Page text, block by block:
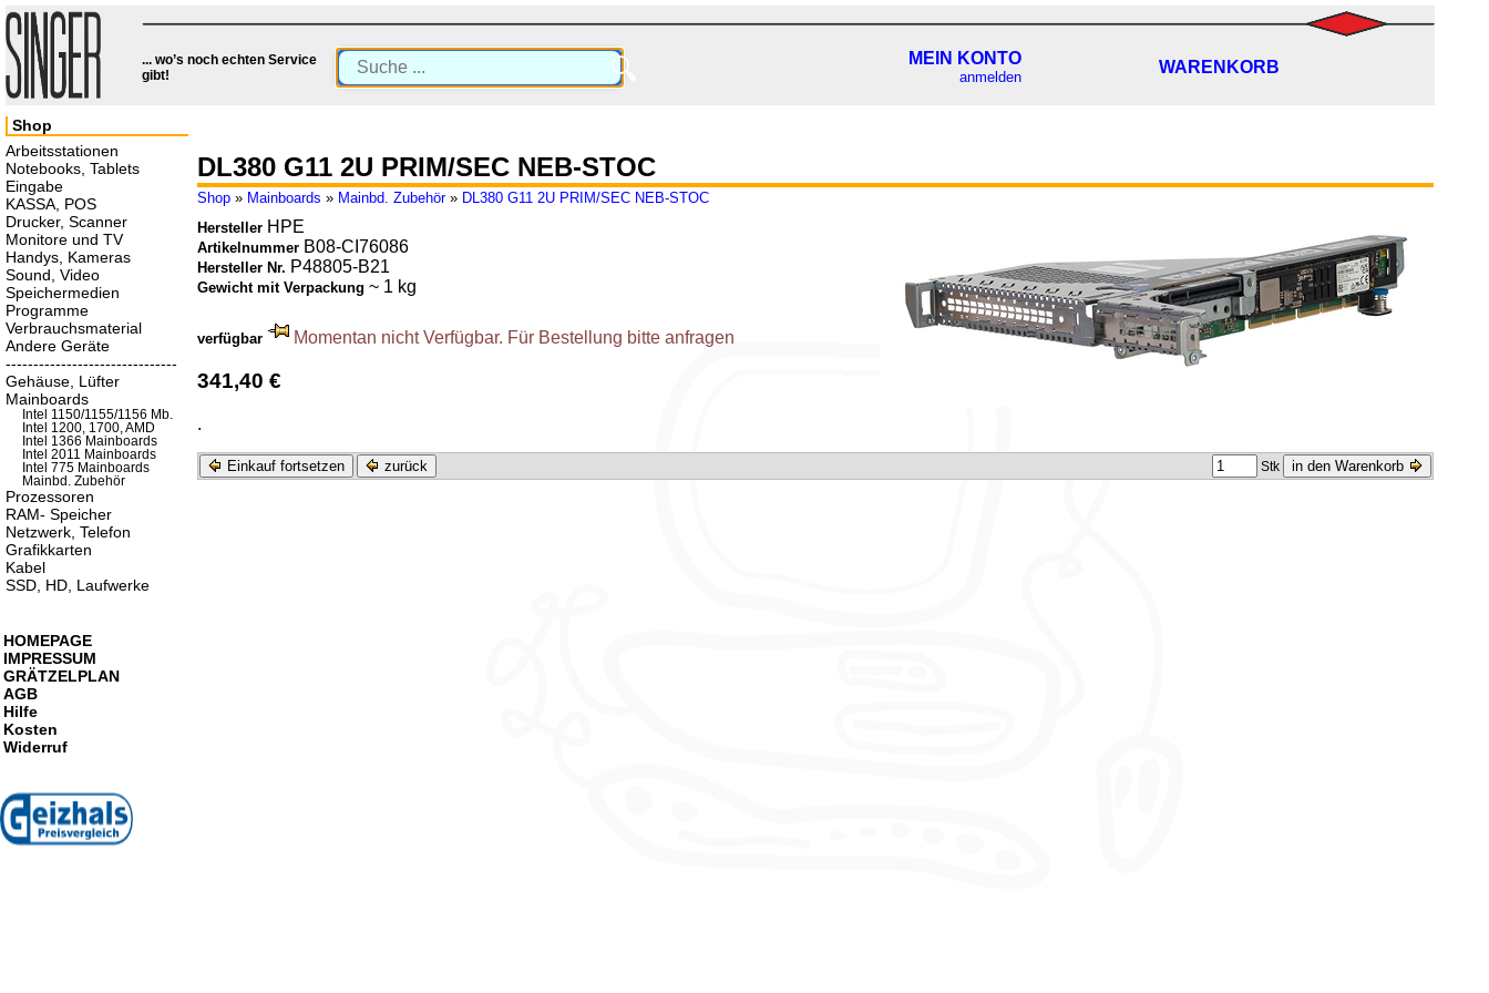
... wo’s noch echten Service
gibt!
🔍 MEIN KONTO
anmelden
WARENKORB
DL380 G11 2U PRIM/SEC NEB-STOC
Shop » Mainboards » Mainbd. Zubehör» DL380 G11 2U PRIM/SEC NEB-STOC
Hersteller HPE
Artikelnummer B08-CI76086
Hersteller Nr. P48805-B21
Gewicht mit Verpackung ~ 1 kg
verfügbar Momentan nicht Verfügbar. Für Bestellung bitte anfragen
341,40 €
.
Einkauf fortsetzen zurück Stk in den Warenkorb
Shop
Arbeitsstationen
Notebooks, Tablets
Eingabe
KASSA, POS
Drucker, Scanner
Monitore und TV
Handys, Kameras
Sound, Video
Speichermedien
Programme
Verbrauchsmaterial
Andere Geräte
-------------------------------
Gehäuse, Lüfter
Mainboards
Intel 1150/1155/1156 Mb.
Intel 1200, 1700, AMD
Intel 1366 Mainboards
Intel 2011 Mainboards
Intel 775 Mainboards
Mainbd. Zubehör
Prozessoren
RAM- Speicher
Netzwerk, Telefon
Grafikkarten
Kabel
SSD, HD, Laufwerke
HOMEPAGE
IMPRESSUM
GRÄTZELPLAN
AGB
Hilfe
Kosten
Widerruf